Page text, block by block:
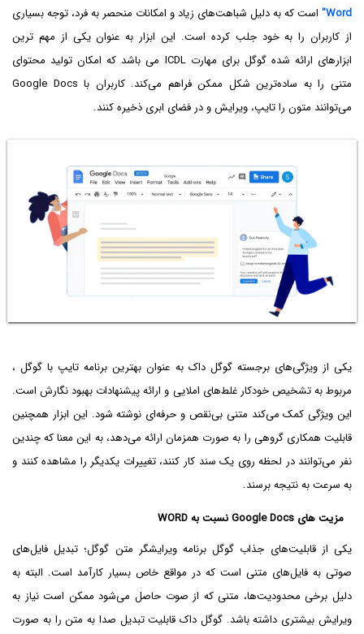
Word" است که به دلیل شباهت‌های زیاد و امکانات منحصر به فرد، توجه بسیاری
از کاربران را به خود جلب کرده است. این ابزار به عنوان یکی از مهم ترین
ابزارهای ارائه شده گوگل برای مهارت ICDL می باشد که امکان تولید محتوای
متنی را به ساده‌ترین شکل ممکن فراهم می‌کند. کاربران با Google Docs
می‌توانند متون را تایپ، ویرایش و در فضای ابری ذخیره کنند.
یکی از ویژگی‌های برجسته گوگل داک به عنوان بهترین برنامه تایپ با گوگل ،
مربوط به تشخیص خودکار غلط‌های املایی و ارائه پیشنهادات بهبود نگارش است.
این ویژگی کمک می‌کند متنی بی‌نقص و حرفه‌ای نوشته شود. این ابزار همچنین
قابلیت همکاری گروهی را به صورت همزمان ارائه می‌دهد، به این معنا که چندین
نفر می‌توانند در لحظه روی یک سند کار کنند، تغییرات یکدیگر را مشاهده کنند و
به سرعت به نتیجه برسند.
مزیت های Google Docs نسبت به WORD
یکی از قابلیت‌های جذاب گوگل برنامه ویرایشگر متن گوگل؛ تبدیل فایل‌های
صوتی به فایل‌های متنی است که در مواقع خاص بسیار کارآمد است. البته به
دلیل برخی محدودیت‌ها، متنی که از صوت حاصل می‌شود ممکن است نیاز به
ویرایش بیشتری داشته باشد. گوگل داک قابلیت تبدیل صدا به متن را به صورت